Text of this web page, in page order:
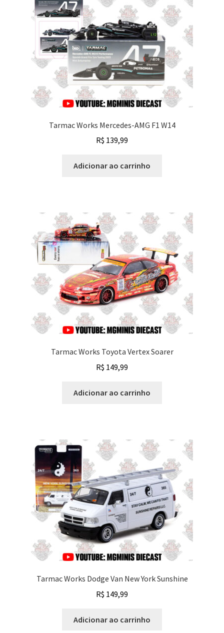
Tarmac Works Mercedes-AMG F1 W14
R$ 139,99
Adicionar ao carrinho
Tarmac Works Toyota Vertex Soarer
R$ 149,99
Adicionar ao carrinho
Tarmac Works Dodge Van New York Sunshine
R$ 149,99
Adicionar ao carrinho